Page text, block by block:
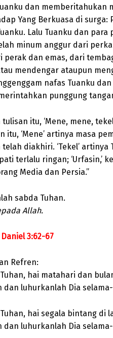
dan memberitahukan
Yang Berkuasa di
Lalu Tuanku dan
minum anggur dari
perak dan emas, dari
mendengar ataupun
nafas Tuanku
punggung
tulisan itu, ‘Mene, mene,
itu, ‘Mene’ artinya masa
telah diakhiri. ‘Tekel’
terlalu ringan; ‘Urfasin,’
Media dan Persia.”
sabda Tuhan.
Allah.
3:62-67
Refren:
hai matahari dan
dan luhurkanlah Dia
hai segala bintang di
dan luhurkanlah Dia